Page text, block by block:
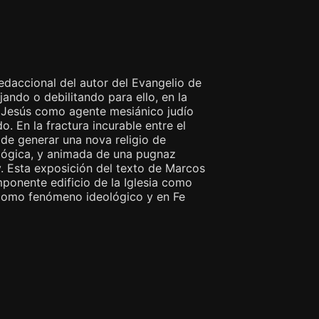
del autor del Evangelio de
o debilitando para ello, en la
como agente mesiánico judío
En la fractura incurable entre el
generar una nova religio de
y animada de una pugnaz
Esta exposición del texto de Marcos
edificio de la Iglesia como
fenómeno ideológico y en Fe